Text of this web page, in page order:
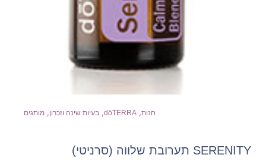
חנות,
dōTERRA
, בעיות שינה וזכרון, מותגים
SERENITY תערובת שלווה (סרניטי)